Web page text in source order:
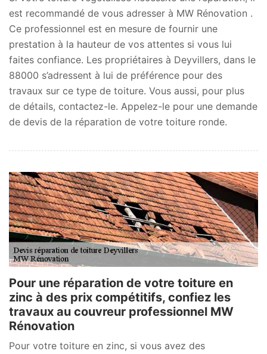
est recommandé de vous adresser à MW Rénovation .
Ce professionnel est en mesure de fournir une
prestation à la hauteur de vos attentes si vous lui
faites confiance. Les propriétaires à Deyvillers, dans le
88000 s’adressent à lui de préférence pour des
travaux sur ce type de toiture. Vous aussi, pour plus
de détails, contactez-le. Appelez-le pour une demande
de devis de la réparation de votre toiture ronde.
Pour une réparation de votre toiture en
zinc à des prix compétitifs, confiez les
travaux au couvreur professionnel MW
Rénovation
Pour votre toiture en zinc, si vous avez des